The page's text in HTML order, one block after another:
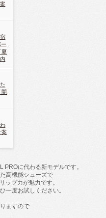
夏
開
案
PROに代わる新モデルです。
高機能シューズで
ップ力が魅力です。
一度お試しください。
ますので